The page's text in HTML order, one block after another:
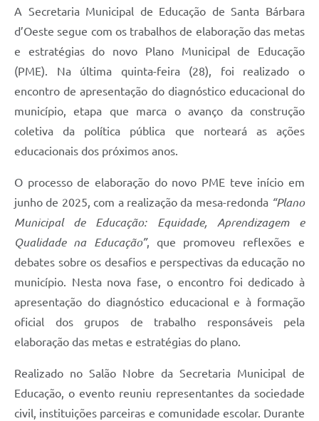
Contato
Plano Municipal de Segurança Pública
Plano de Contratações Anuais
A Secretaria Municipal de Educação de Santa Bárbara
d’Oeste segue com os trabalhos de elaboração das metas
e estratégias do novo Plano Municipal de Educação
(PME). Na última quinta-feira (28), foi realizado o
encontro de apresentação do diagnóstico educacional do
município, etapa que marca o avanço da construção
coletiva da política pública que norteará as ações
educacionais dos próximos anos.
O processo de elaboração do novo PME teve início em
junho de 2025, com a realização da mesa-redonda “Plano
Municipal de Educação: Equidade, Aprendizagem e
Qualidade na Educação”, que promoveu reflexões e
debates sobre os desafios e perspectivas da educação no
município. Nesta nova fase, o encontro foi dedicado à
apresentação do diagnóstico educacional e à formação
oficial dos grupos de trabalho responsáveis pela
elaboração das metas e estratégias do plano.
Realizado no Salão Nobre da Secretaria Municipal de
Educação, o evento reuniu representantes da sociedade
civil, instituições parceiras e comunidade escolar. Durante